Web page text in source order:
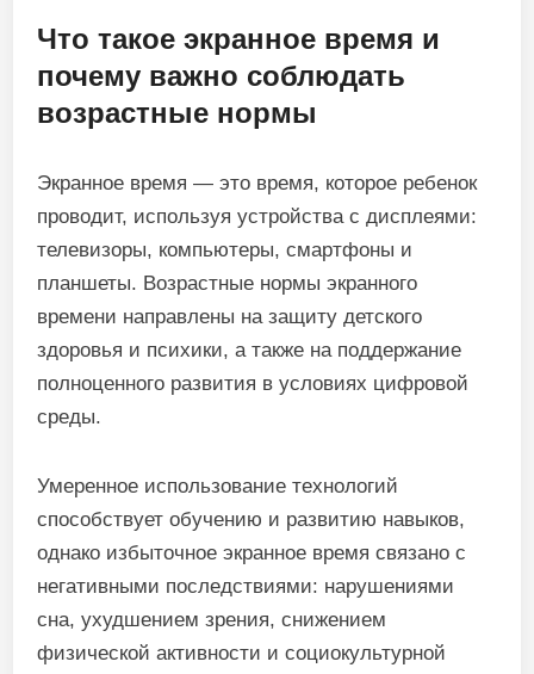
Что такое экранное время и
почему важно соблюдать
возрастные нормы
Экранное время — это время, которое ребенок
проводит, используя устройства с дисплеями:
телевизоры, компьютеры, смартфоны и
планшеты. Возрастные нормы экранного
времени направлены на защиту детского
здоровья и психики, а также на поддержание
полноценного развития в условиях цифровой
среды.
Умеренное использование технологий
способствует обучению и развитию навыков,
однако избыточное экранное время связано с
негативными последствиями: нарушениями
сна, ухудшением зрения, снижением
физической активности и социокультурной